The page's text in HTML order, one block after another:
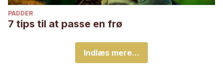
PADDER
7 tips til at passe en frø
Indlæs mere...